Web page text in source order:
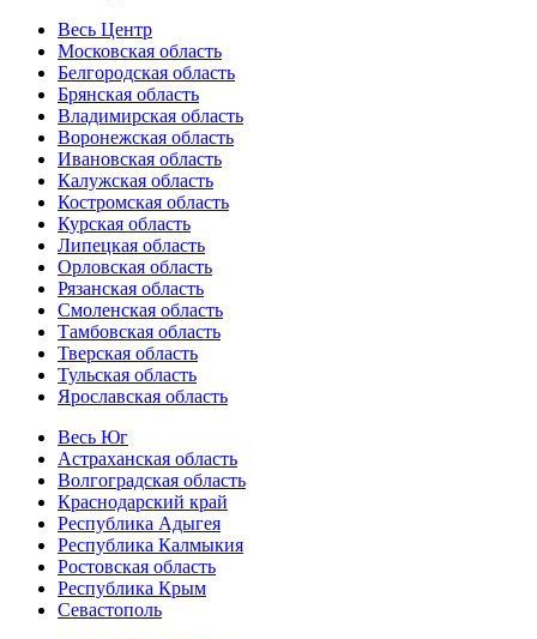
Весь Центр
Московская область
Белгородская область
Брянская область
Владимирская область
Воронежская область
Ивановская область
Калужская область
Костромская область
Курская область
Липецкая область
Орловская область
Рязанская область
Смоленская область
Тамбовская область
Тверская область
Тульская область
Ярославская область
Весь Юг
Астраханская область
Волгоградская область
Краснодарский край
Республика Адыгея
Республика Калмыкия
Ростовская область
Республика Крым
Севастополь